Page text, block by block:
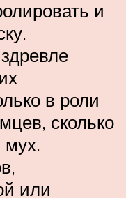
и
в роли
сколько
мух.
или